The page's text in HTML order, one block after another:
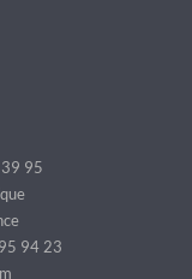
95
94 23